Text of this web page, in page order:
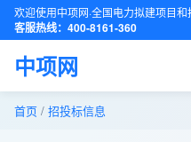
欢迎使用中项网·全国电力拟建项目
客服热线：400-8161-360
中项网
首页 / 招投标信息